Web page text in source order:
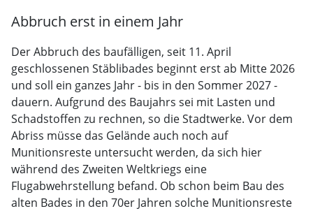
Abbruch erst in einem Jahr
Der Abbruch des baufälligen, seit 11. April
geschlossenen Stäblibades beginnt erst ab Mitte 2026
und soll ein ganzes Jahr - bis in den Sommer 2027 -
dauern. Aufgrund des Baujahrs sei mit Lasten und
Schadstoffen zu rechnen, so die Stadtwerke. Vor dem
Abriss müsse das Gelände auch noch auf
Munitionsreste untersucht werden, da sich hier
während des Zweiten Weltkriegs eine
Flugabwehrstellung befand. Ob schon beim Bau des
alten Bades in den 70er Jahren solche Munitionsreste